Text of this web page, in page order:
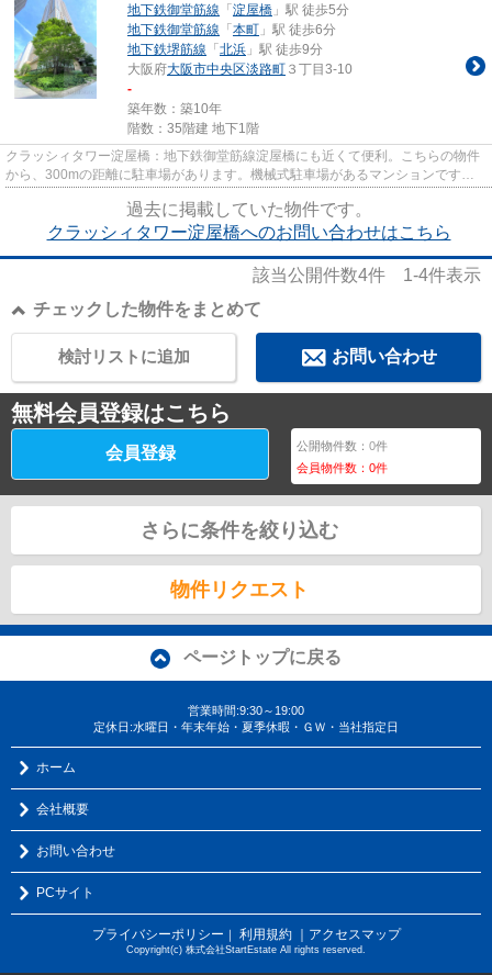
地下鉄御堂筋線 「 淀屋橋 」駅 徒歩5分
地下鉄御堂筋線 「 本町 」駅 徒歩6分
地下鉄堺筋線 「 北浜 」駅 徒歩9分
大阪府大阪市中央区淡路町 ３丁目3-10
-
築年数：築10年
階数：35階建 地下1階
クラッシィタワー淀屋橋：地下鉄御堂筋線淀屋橋にも近くて便利。こちらの物件
から、300mの距離に駐車場があります。機械式駐車場があるマンションです。
過去に掲載していた物件です。
クラッシィタワー淀屋橋へのお問い合わせはこちら
該当公開件数4件 1-4件表示
チェックした物件をまとめて
お問い合わせ
検討リストに追加
無料会員登録はこちら
会員登録 公開物件数：0件
会員物件数：0件
さらに条件を絞り込む
物件リクエスト
ページトップに戻る
営業時間:9:30～19:00
定休日:水曜日・年末年始・夏季休暇・ＧＷ・当社指定日
ホーム
会社概要
お問い合わせ
PCサイト
プライバシーポリシー ｜ 利用規約 ｜アクセスマップ
Copyright(c) 株式会社StartEstate All rights reserved.